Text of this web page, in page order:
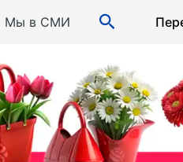
Мы в СМИ Поиск